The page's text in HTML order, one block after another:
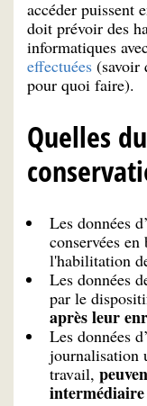
accéder puissent
doit prévoir des
informatiques
effectuées (savoir
pour quoi faire).
Quelles
Les données
conservées
l'habilitation
Les données
par le
après leur
Les données
journalisation
travail,
intermédiaire